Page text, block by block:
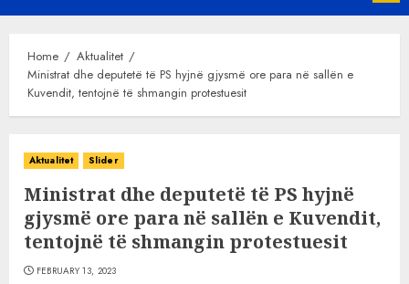
Menu
Home
Aktualitet
Ministrat dhe deputetë të PS hyjnë gjysmë ore para në sallën e
Kuvendit, tentojnë të shmangin protestuesit
Aktualitet Slider
Ministrat dhe deputetë të PS hyjnë
gjysmë ore para në sallën e Kuvendit,
tentojnë të shmangin protestuesit
FEBRUARY 13, 2023